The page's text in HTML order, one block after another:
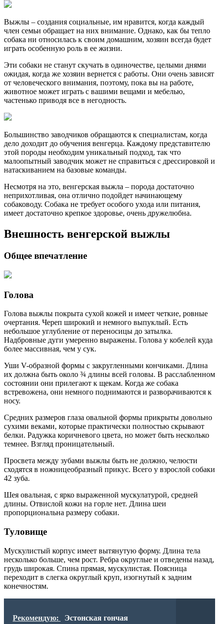
Выжлы – создания социальные, им нравится, когда каждый
член семьи обращает на них внимание. Однако, как бы тепло
собака ни относилась к своим домашним, хозяин всегда будет
играть особенную роль в ее жизни.
Эти собаки не станут скучать в одиночестве, целыми днями
ожидая, когда же хозяин вернется с работы. Они очень зависят
от человеческого внимания, поэтому, пока вы на работе,
животное может играть с вашими вещами и мебелью,
частенько приводя все в негодность.
Большинство заводчиков обращаются к специалистам, когда
дело доходит до обучения венгерца. Каждому представителю
этой породы необходим уникальный подход, так что
малоопытный заводчик может не справиться с дрессировкой и
натаскиванием на базовые команды.
Несмотря на это, венгерская выжла – порода достаточно
неприхотливая, она отлично подойдет начинающему
собаководу. Собака не требует особого ухода или питания,
имеет достаточно крепкое здоровье, очень дружелюбна.
Внешность венгерской выжлы
Общее впечатление
Голова
Голова выжлы покрыта сухой кожей и имеет четкие, ровные
очертания. Череп широкий и немного выпуклый. Есть
небольшое углубление от переносицы до затылка.
Надбровные дуги умеренно выражены. Голова у кобелей куда
более массивная, чем у сук.
Уши V-образной формы с закругленными кончиками. Длина
их должна быть около ¾ длины всей головы. В расслабленном
состоянии они прилегают к щекам. Когда же собака
встревожена, они немного поднимаются и разворачиваются к
носу.
Средних размеров глаза овальной формы прикрыты довольно
сухими веками, которые практически полностью скрывают
белки. Радужка коричневого цвета, но может быть несколько
темнее. Взгляд проницательный.
Просвета между зубами выжлы быть не должно, челюсти
сходятся в ножницеобразный прикус. Всего у взрослой собаки
42 зуба.
Шея овальная, с ярко выраженной мускулатурой, средней
длины. Отвислой кожи на горле нет. Длина шеи
пропорциональна размеру собаки.
Туловище
Мускулистый корпус имеет вытянутую форму. Длина тела
несколько больше, чем рост. Ребра округлые и отведены назад,
грудь широкая. Спина прямая, мускулистая. Поясница
переходит в слегка округлый круп, изогнутый к задним
конечностям.
Рекомендую: Эстонская гончая